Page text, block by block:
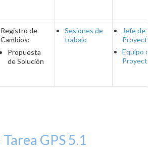
Registro de
Cambios:
Propuesta
de Solución
Sesiones de
trabajo
Jefe de
Proyecto
Equipo del
Proyecto
Tarea GPS 5.1